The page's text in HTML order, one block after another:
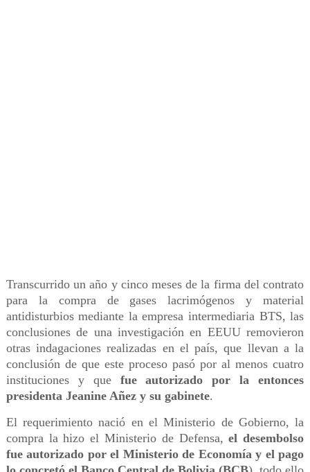
Transcurrido un año y cinco meses de la firma del contrato
para la compra de gases lacrimógenos y material
antidisturbios mediante la empresa intermediaria BTS, las
conclusiones de una investigación en EEUU removieron
otras indagaciones realizadas en el país, que llevan a la
conclusión de que este proceso pasó por al menos cuatro
instituciones y que fue autorizado por la entonces
presidenta Jeanine Añez y su gabinete.
El requerimiento nació en el Ministerio de Gobierno, la
compra la hizo el Ministerio de Defensa,el desembolso
fue autorizado por el Ministerio de Economía y el pago